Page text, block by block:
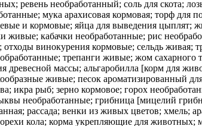
ревень необработанный; соль для скота;
мука арахисовая кормовая; торф для
и кормовые; яйца для выведения
кабачки необработанные; рис
винокурения кормовые; сельдь
трепанги живые; жом сахарного
древесной массы; альгаробилла [корм для
живые; песок ароматизированный
икра рыб; зерно кормовое; горох
необработанные; грибница [мицелий
рассада; венки из живых цветов; хмель;
кола; корма укрепляющие для